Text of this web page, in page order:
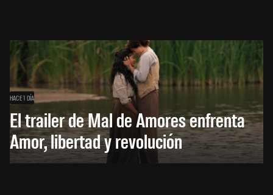
HACE 1 DÍA
El trailer de Mal de Amores enfrenta
Amor, libertad y revolución